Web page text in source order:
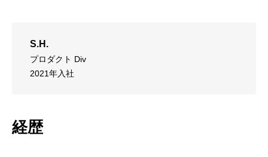
S.H.
プロダクト Div
2021年入社
経歴